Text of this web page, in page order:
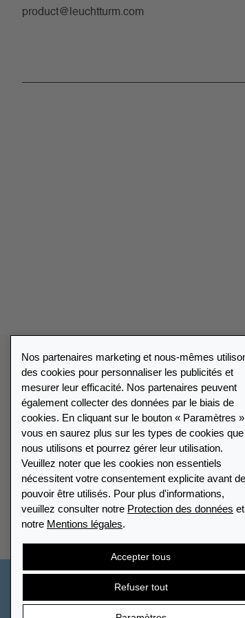
product@leuchtturm.com
Service
Politique de retour de 30 jours
Cryptage SSL
FAQ
Nos partenaires marketing et nous-mêmes
des cookies pour personnaliser les publicités et
mesurer leur efficacité. Nos partenaires peuvent
également collecter des données par le biais de
cookies. En cliquant sur le bouton « Paramètres
vous en saurez plus sur les types de cookies que
nous utilisons et pourrez gérer leur utilisation.
Veuillez noter que les cookies non essentiels
nécessitent votre consentement explicite avant de
pouvoir être utilisés. Pour plus d'informations,
veuillez consulter notre Protection des données et
notre Mentions légales.
Accepter tous
Refuser tout